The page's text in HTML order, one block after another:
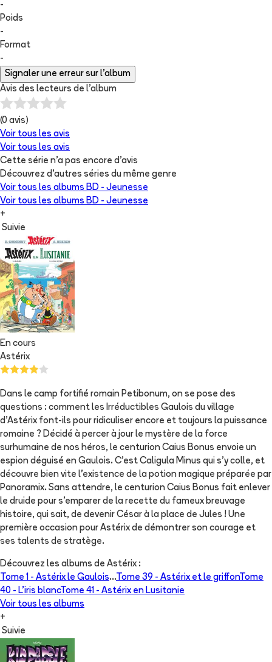
-
Poids
-
Format
-
Signaler une erreur sur l'album
Avis des lecteurs de l'album
(0 avis)
Voir tous les avis
Voir tous les avis
Cette série n'a pas encore d'avis
Découvrez d'autres séries du même genre
Voir tous les albums BD - Jeunesse
Voir tous les albums BD - Jeunesse
+
Suivie
En cours
Astérix
Dans le camp fortifié romain Petibonum, on se pose des
questions : comment les Irréductibles Gaulois du village
d’Astérix font-ils pour ridiculiser encore et toujours la puissance
romaine ? Décidé à percer à jour le mystère de la force
surhumaine de nos héros, le centurion Caius Bonus envoie un
espion déguisé en Gaulois. C’est Caligula Minus qui s’y colle, et
découvre bien vite l’existence de la potion magique préparée par
Panoramix. Sans attendre, le centurion Caius Bonus fait enlever
le druide pour s’emparer de la recette du fameux breuvage
histoire, qui sait, de devenir César à la place de Jules ! Une
première occasion pour Astérix de démontrer son courage et
ses talents de stratège.
Découvrez les albums de Astérix :
Tome 1 - Astérix le Gaulois...Tome 39 - Astérix et le griffonTome
40 - L'iris blancTome 41 - Astérix en Lusitanie
Voir tous les albums
+
Suivie